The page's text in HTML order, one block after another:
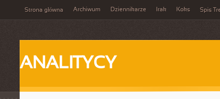
Strona główna Archiwum Dziennikarze Irak Koks Spis
ANALITYCY